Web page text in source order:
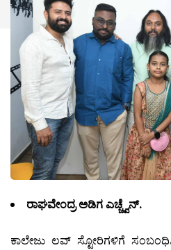
ರಾಘವೇಂದ್ರ ಅಡಿಗ ಎಚ್ಚ್ವೆನ್.
ಕಾಲೇಜು ಲವ್ ಸ್ಟೋರಿಗಳಿಗೆ